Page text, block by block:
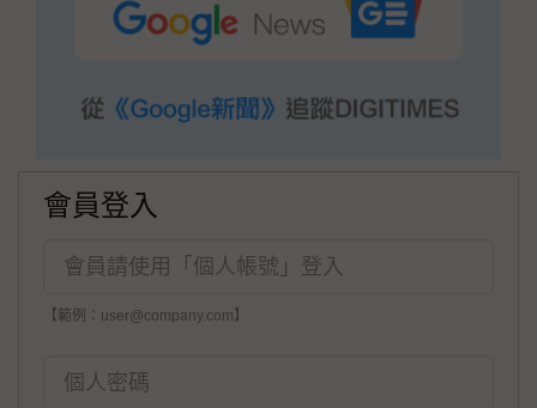
會員登入
【範例：user@company.com】